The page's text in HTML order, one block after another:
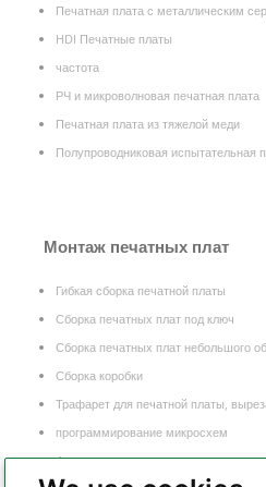
Печатная плата с металлическим
HDI Печатные платы
частота
РЧ и микроволновая печатная плата
Печатная плата из тяжелой меди
Полупроводниковая испытательная
Монтаж печатных плат
Гибкая сборка печатной платы
Сборка печатных плат под ключ
Сборка печатных плат небольшого
Сборка коробки
Трафарет для печатной платы,
программирование микросхем
Функциональное тестирование